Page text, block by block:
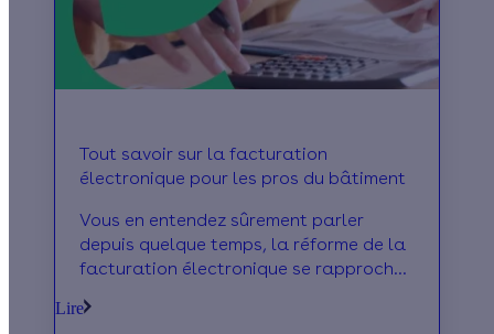
Tout savoir sur la facturation
électronique pour les pros du bâtiment
Vous en entendez sûrement parler
depuis quelque temps, la réforme de la
facturation électronique se rapproche :
progressivement à partir de septembre
Lire